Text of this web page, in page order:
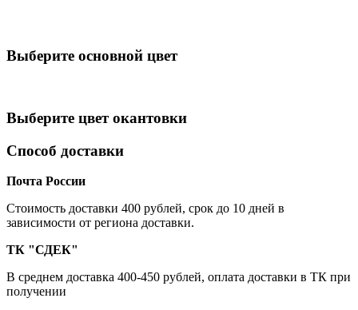
Выберите oсновной цвет
Выберите цвет окантовки
Способ доставки
Почта России
Cтоимость доставки 400 рублей, срок до 10 дней в
зависимости от региона доставки.
ТК "СДЕК"
В среднем доставка 400-450 рублей, оплата доставки в ТК при
получении